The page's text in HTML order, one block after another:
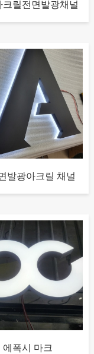
크릴전면발광채널
발광아크릴 채널
에폭시 마크